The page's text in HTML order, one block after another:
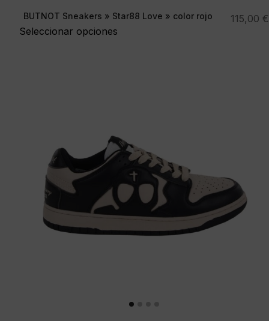
BUTNOT Sneakers » Star88 Love » color rojo
Seleccionar opciones
115,00 €